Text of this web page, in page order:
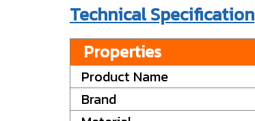
Technical Specification
Properties
Product Name
Brand